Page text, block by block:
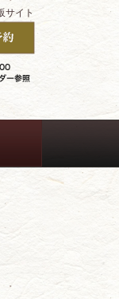
サイト